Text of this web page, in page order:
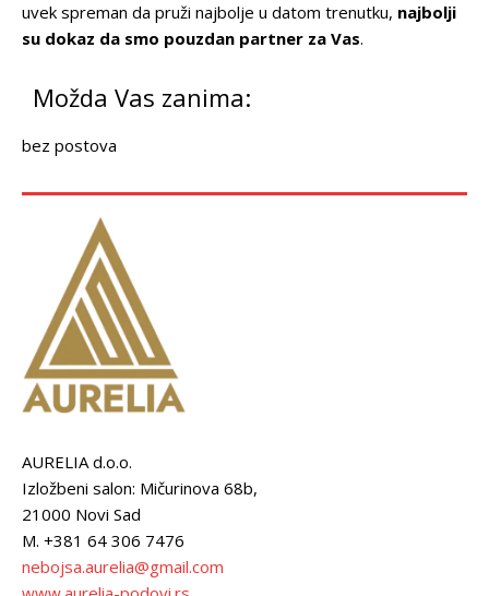
uvek spreman da pruži najbolje u datom trenutku, najbolji
su dokaz da smo pouzdan partner za Vas.
Možda Vas zanima:
bez postova
AURELIA d.o.o.
Izložbeni salon: Mičurinova 68b,
21000 Novi Sad
M. +381 64 306 7476
nebojsa.aurelia@gmail.com